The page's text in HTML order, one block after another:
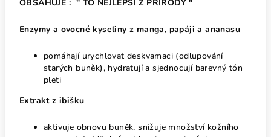
OBSAHUJE : " TO NEJLEPŠÍ Z PŘÍRODY "
Enzymy a ovocné kyseliny z manga, papáji a ananasu
pomáhají urychlovat deskvamaci (odlupování
starých buněk), hydratují a sjednocují barevný tón
pleti
Extrakt z ibišku
aktivuje obnovu buněk, snižuje množství kožního